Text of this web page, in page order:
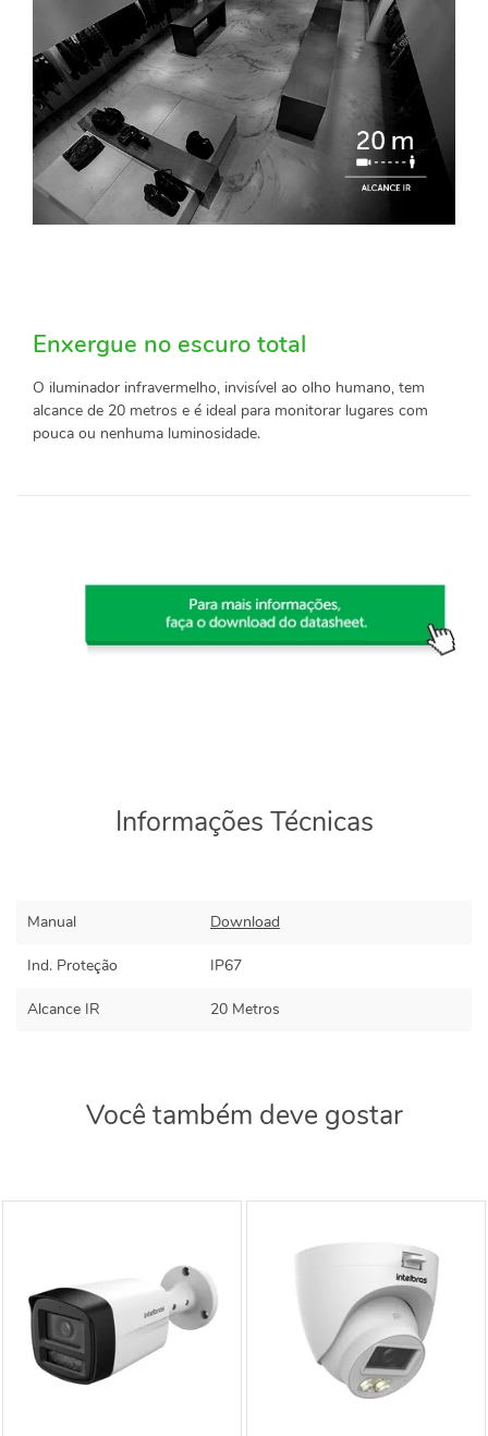
Enxergue no escuro total
O iluminador infravermelho, invisível ao olho humano, tem
alcance de 20 metros e é ideal para monitorar lugares com
pouca ou nenhuma luminosidade.
Informações Técnicas
Manual Download
Ind. Proteção IP67
Alcance IR 20 Metros
Você também deve gostar